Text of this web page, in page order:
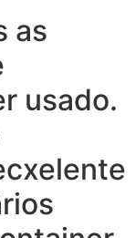
as
usado.